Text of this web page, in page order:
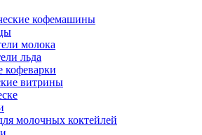
кофемашины
молока
льда
кофеварки
витрины
молочных коктейлей